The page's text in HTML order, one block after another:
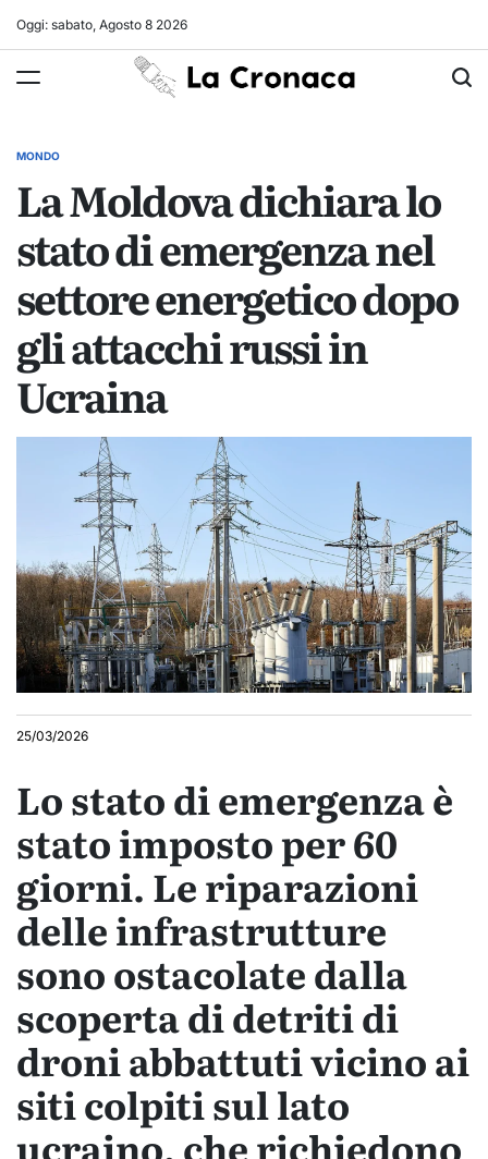
Oggi: sabato, Agosto 8 2026
La
Cronaca
POSTED
MONDO
La Moldova dichiara lo
stato di emergenza nel
settore energetico dopo
gli attacchi russi in
Ucraina
25/03/2026
Lo stato di emergenza è
stato imposto per 60
giorni. Le riparazioni
delle infrastrutture
sono ostacolate dalla
scoperta di detriti di
droni abbattuti vicino ai
siti colpiti sul lato
ucraino, che richiedono